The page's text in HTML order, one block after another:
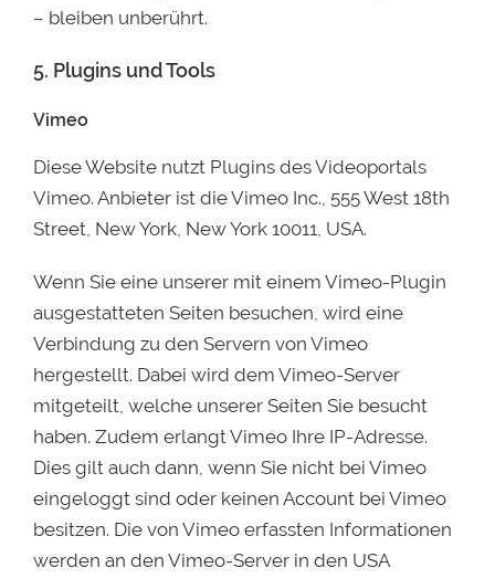
– bleiben unberührt.
5. Plugins und Tools
Vimeo
Diese Website nutzt Plugins des Videoportals
Vimeo. Anbieter ist die Vimeo Inc., 555 West 18th
Street, New York, New York 10011, USA.
Wenn Sie eine unserer mit einem Vimeo-Plugin
ausgestatteten Seiten besuchen, wird eine
Verbindung zu den Servern von Vimeo
hergestellt. Dabei wird dem Vimeo-Server
mitgeteilt, welche unserer Seiten Sie besucht
haben. Zudem erlangt Vimeo Ihre IP-Adresse.
Dies gilt auch dann, wenn Sie nicht bei Vimeo
eingeloggt sind oder keinen Account bei Vimeo
besitzen. Die von Vimeo erfassten Informationen
werden an den Vimeo-Server in den USA